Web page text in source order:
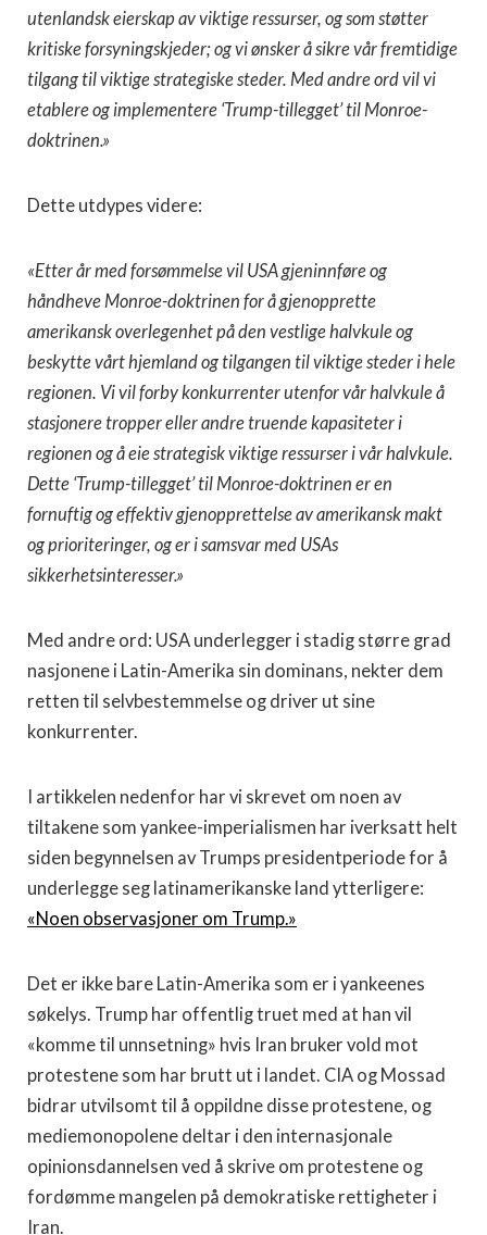
utenlandsk eierskap av viktige ressurser, og som støtter
kritiske forsyningskjeder; og vi ønsker å sikre vår fremtidige
tilgang til viktige strategiske steder. Med andre ord vil vi
etablere og implementere ‘Trump-tillegget’ til Monroe-
doktrinen.»
Dette utdypes videre:
«Etter år med forsømmelse vil USA gjeninnføre og
håndheve Monroe-doktrinen for å gjenopprette
amerikansk overlegenhet på den vestlige halvkule og
beskytte vårt hjemland og tilgangen til viktige steder i hele
regionen. Vi vil forby konkurrenter utenfor vår halvkule å
stasjonere tropper eller andre truende kapasiteter i
regionen og å eie strategisk viktige ressurser i vår halvkule.
Dette ‘Trump-tillegget’ til Monroe-doktrinen er en
fornuftig og effektiv gjenopprettelse av amerikansk makt
og prioriteringer, og er i samsvar med USAs
sikkerhetsinteresser.»
Med andre ord: USA underlegger i stadig større grad
nasjonene i Latin-Amerika sin dominans, nekter dem
retten til selvbestemmelse og driver ut sine
konkurrenter.
I artikkelen nedenfor har vi skrevet om noen av
tiltakene som yankee-imperialismen har iverksatt helt
siden begynnelsen av Trumps presidentperiode for å
underlegge seg latinamerikanske land ytterligere:
«Noen observasjoner om Trump.»
Det er ikke bare Latin-Amerika som er i yankeenes
søkelys. Trump har offentlig truet med at han vil
«komme til unnsetning» hvis Iran bruker vold mot
protestene som har brutt ut i landet. CIA og Mossad
bidrar utvilsomt til å oppildne disse protestene, og
mediemonopolene deltar i den internasjonale
opinionsdannelsen ved å skrive om protestene og
fordømme mangelen på demokratiske rettigheter i
Iran.